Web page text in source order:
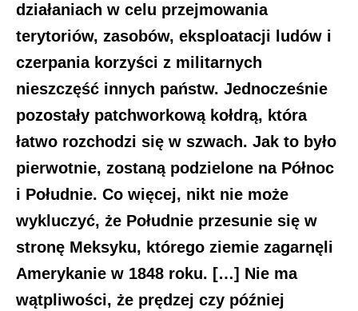
działaniach w celu przejmowania
terytoriów, zasobów, eksploatacji ludów i
czerpania korzyści z militarnych
nieszczęść innych państw. Jednocześnie
pozostały patchworkową kołdrą, która
łatwo rozchodzi się w szwach. Jak to było
pierwotnie, zostaną podzielone na Północ
i Południe. Co więcej, nikt nie może
wykluczyć, że Południe przesunie się w
stronę Meksyku, którego ziemie zagarnęli
Amerykanie w 1848 roku. […] Nie ma
wątpliwości, że prędzej czy później